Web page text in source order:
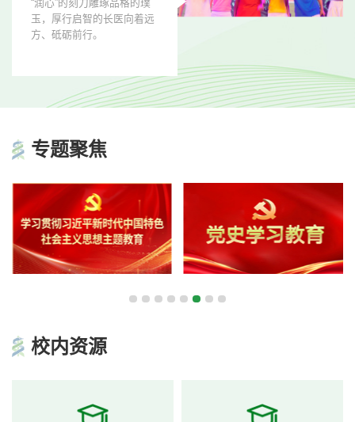
“润心”的刻刀雕琢品格的璞
玉，厚行启智的长医向着远
方、砥砺前行。
专题聚焦
校内资源